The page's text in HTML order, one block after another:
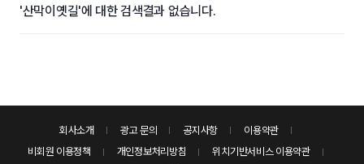
'산막이옛길'에 대한 검색결과 없습니다.
회사소개 광고 문의 공지사항
이용약관
비회원 이용정책
개인정보처리방침
위치기반서비스 이용약관